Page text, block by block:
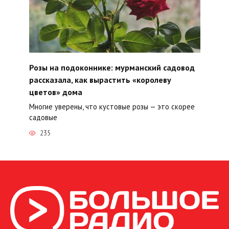
Розы на подоконнике: мурманский садовод
рассказала, как вырастить «королеву
цветов» дома
Многие уверены, что кустовые розы — это скорее
садовые
235